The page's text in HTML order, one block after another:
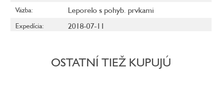
Väzba: Leporelo s pohyb. prvkami
Expedícia: 2018-07-11
OSTATNÍ TIEŽ KUPUJÚ